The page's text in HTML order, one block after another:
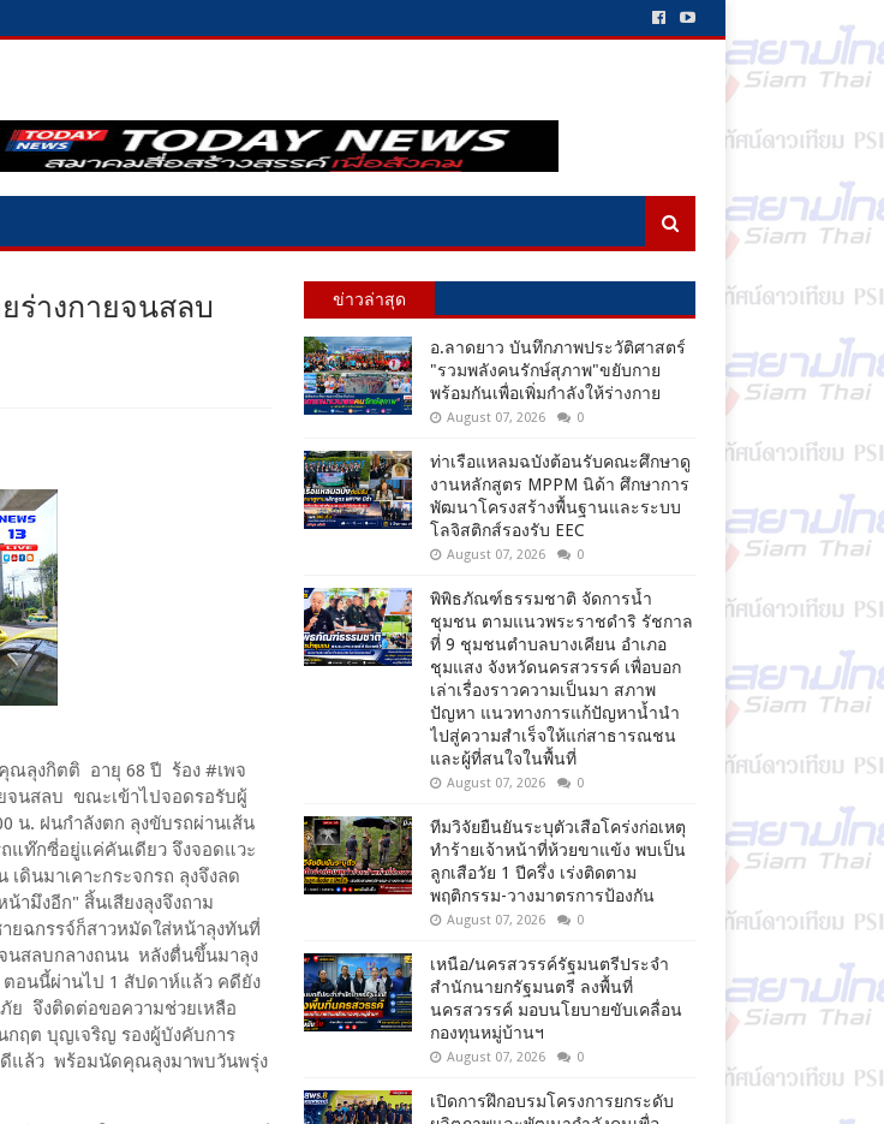
ร่างกายจนสลบ
ณลุงกิตติ อายุ 68 ปี ร้อง #เพจ
จนสลบ ขณะเข้าไปจอดรอรับผู้
น. ฝนกำลังตก ลุงขับรถผ่านเส้น
แท๊กซี่อยู่แค่คันเดียว จึงจอดแวะ
ดินมาเคาะกระจกรถ ลุงจึงลด
ามึงอีก" สิ้นเสียงลุงจึงถาม
ยฉกรรจ์ก็สาวหมัดใส่หน้าลุงทันที่
นสลบกลางถนน หลังตื่นขึ้นมาลุง
ตอนนี้ผ่านไป 1 สัปดาห์แล้ว คดียัง
ย จึงติดต่อขอความช่วยเหลือ
กฤต บุญเจริญ รองผู้บังคับการ
ดีแล้ว พร้อมนัดคุณลุงมาพบวันพรุ่ง
ข่าวล่าสุด
อ.ลาดยาว บันทึกภาพประวัติศาสตร์
"รวมพลังคนรักษ์สุภาพ"ขยับกาย
พร้อมกันเพื่อเพิ่มกำลังให้ร่างกาย
August 07, 2026 0
ท่าเรือแหลมฉบังต้อนรับคณะศึกษาดู
งานหลักสูตร MPPM นิด้า ศึกษาการ
พัฒนาโครงสร้างพื้นฐานและระบบ
โลจิสติกส์รองรับ EEC
August 07, 2026 0
พิพิธภัณฑ์ธรรมชาติ จัดการน้ำ
ชุมชน ตามแนวพระราชดำริ รัชกาล
ที่ 9 ชุมชนตำบลบางเคียน อำเภอ
ชุมแสง จังหวัดนครสวรรค์ เพื่อบอก
เล่าเรื่องราวความเป็นมา สภาพ
ปัญหา แนวทางการแก้ปัญหาน้ำนำ
ไปสู่ความสำเร็จให้แก่สาธารณชน
และผู้ที่สนใจในพื้นที่
August 07, 2026 0
ทีมวิจัยยืนยันระบุตัวเสือโคร่งก่อเหตุ
ทำร้ายเจ้าหน้าที่ห้วยขาแข้ง พบเป็น
ลูกเสือวัย 1 ปีครึ่ง เร่งติดตาม
พฤติกรรม-วางมาตรการป้องกัน
August 07, 2026 0
เหนือ/นครสวรรค์รัฐมนตรีประจำ
สำนักนายกรัฐมนตรี ลงพื้นที่
นครสวรรค์ มอบนโยบายขับเคลื่อน
กองทุนหมู่บ้านฯ
August 07, 2026 0
เปิดการฝึกอบรมโครงการยกระดับ